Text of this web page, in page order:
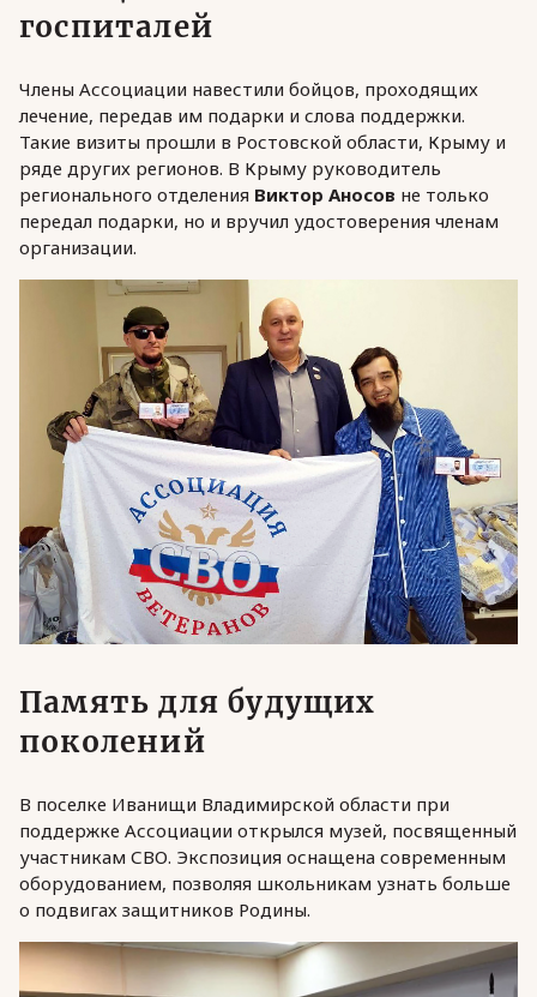
госпиталей
Члены Ассоциации навестили бойцов, проходящих
лечение, передав им подарки и слова поддержки.
Такие визиты прошли в Ростовской области, Крыму и
ряде других регионов. В Крыму руководитель
регионального отделения Виктор Аносов не только
передал подарки, но и вручил удостоверения членам
организации.
Память для будущих
поколений
В поселке Иванищи Владимирской области при
поддержке Ассоциации открылся музей, посвященный
участникам СВО. Экспозиция оснащена современным
оборудованием, позволяя школьникам узнать больше
о подвигах защитников Родины.